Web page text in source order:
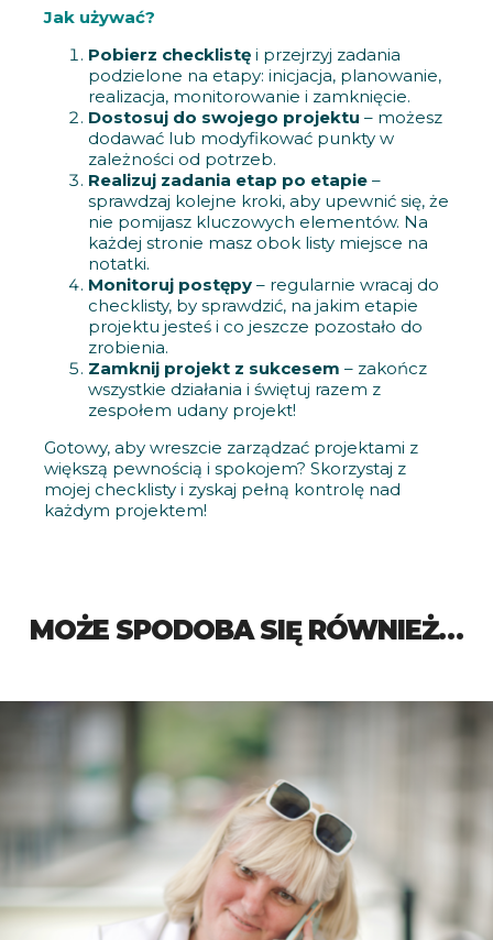
Jak używać?
Pobierz checklistę i przejrzyj zadania
podzielone na etapy: inicjacja, planowanie,
realizacja, monitorowanie i zamknięcie.
Dostosuj do swojego projektu – możesz
dodawać lub modyfikować punkty w
zależności od potrzeb.
Realizuj zadania etap po etapie –
sprawdzaj kolejne kroki, aby upewnić się, że
nie pomijasz kluczowych elementów. Na
każdej stronie masz obok listy miejsce na
notatki.
Monitoruj postępy – regularnie wracaj do
checklisty, by sprawdzić, na jakim etapie
projektu jesteś i co jeszcze pozostało do
zrobienia.
Zamknij projekt z sukcesem – zakończ
wszystkie działania i świętuj razem z
zespołem udany projekt!
Gotowy, aby wreszcie zarządzać projektami z
większą pewnością i spokojem? Skorzystaj z
mojej checklisty i zyskaj pełną kontrolę nad
każdym projektem!
MOŻE SPODOBA SIĘ RÓWNIEŻ…